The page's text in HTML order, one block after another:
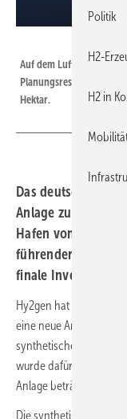
Auf dem Luftbild von
Planungsreserve für den
Hektar.
Das deutsche
Anlage zur
Hafen von Oulu in
führenden E-Fuels-
finale
Hy2gen hat
eine neue Anlage zur
synthetischen
wurde dafür bereits
Anlage beträgt 200
Die synthetischen
Politik
H2-
H2 in